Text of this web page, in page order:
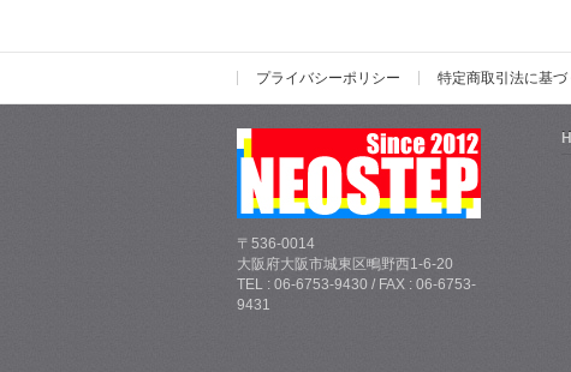
プライバシーポリシー 特定商取引法に基づ
〒536-0014
大阪府大阪市城東区鴫野西1-6-20
TEL : 06-6753-9430 / FAX : 06-6753-
9431